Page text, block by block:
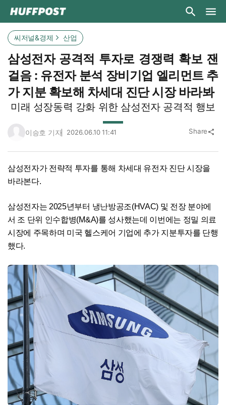
씨저널&경제 산업
삼성전자 공격적 투자로 경쟁력 확보 잰
걸음 : 유전자 분석 장비기업 엘리먼트 추
가 지분 확보해 차세대 진단 시장 바라봐
미래 성장동력 강화 위한 삼성전자 공격적 행보
이승호 기자 2026.06.10 11:41 Share share
삼성전자가 전략적 투자를 통해 차세대 유전자 진단 시장을
바라본다.
삼성전자는 2025년부터 냉난방공조(HVAC) 및 전장 분야에
서 조 단위 인수합병(M&A)를 성사했는데 이번에는 정밀 의료
시장에 주목하며 미국 헬스케어 기업에 추가 지분투자를 단행
했다.